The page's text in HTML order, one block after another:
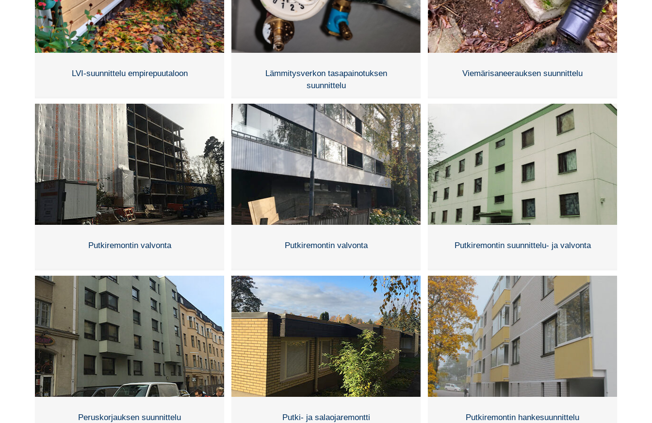
LVI-suunnittelu empirepuutaloon
Lämmitysverkon tasapainotuksen
suunnittelu
Viemärisaneerauksen suunnittelu
Putkiremontin valvonta Putkiremontin valvonta Putkiremontin suunnittelu- ja valvonta
Peruskorjauksen suunnittelu Putki- ja salaojaremontti Putkiremontin hankesuunnittelu